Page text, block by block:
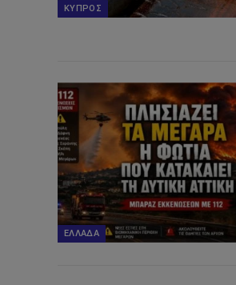
ΚΎΠΡΟΣ
ΕΛΛΆΔΑ